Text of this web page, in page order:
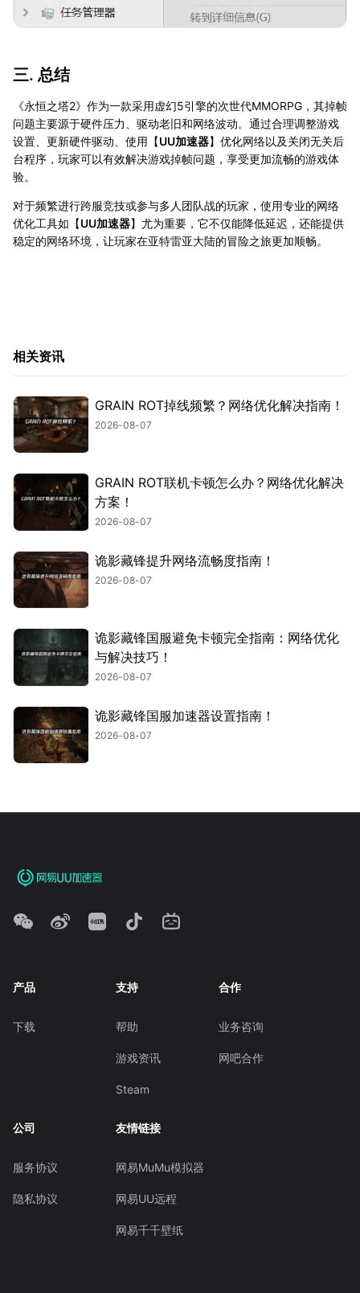
三. 总结
《永恒之塔2》作为一款采用虚幻5引擎的次世代MMORPG，其掉帧
问题主要源于硬件压力、驱动老旧和网络波动。通过合理调整游戏
设置、更新硬件驱动、使用【UU加速器】优化网络以及关闭无关后
台程序，玩家可以有效解决游戏掉帧问题，享受更加流畅的游戏体
验。
对于频繁进行跨服竞技或参与多人团队战的玩家，使用专业的网络
优化工具如【UU加速器】尤为重要，它不仅能降低延迟，还能提供
稳定的网络环境，让玩家在亚特雷亚大陆的冒险之旅更加顺畅。
相关资讯
GRAIN ROT掉线频繁？网络优化解决指南！
2026-08-07
GRAIN ROT联机卡顿怎么办？网络优化解决
方案！
2026-08-07
诡影藏锋提升网络流畅度指南！
2026-08-07
诡影藏锋国服避免卡顿完全指南：网络优化
与解决技巧！
2026-08-07
诡影藏锋国服加速器设置指南！
2026-08-07
产品
下载
支持
帮助
游戏资讯
Steam
合作
业务咨询
网吧合作
公司
服务协议
隐私协议
友情链接
网易MuMu模拟器
网易UU远程
网易千千壁纸